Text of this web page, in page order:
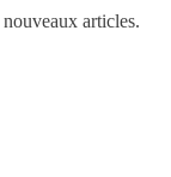
articles.